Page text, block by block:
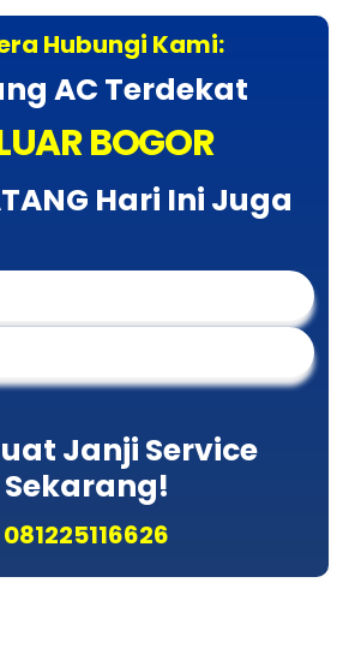
Hubungi Kami:
AC Terdekat
BOGOR
Hari Ini Juga
Janji Service
Sekarang!
081225116626